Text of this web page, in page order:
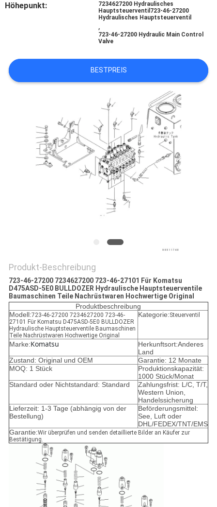
REFERENZEN
DATENSCHUTZ-
Höhepunkt:
7234627200 Hydraulisches
Hauptsteuerventil723-46-27200
Hydraulisches Hauptsteuerventil
,
723-46-27200 Hydraulic Main Control
Valve
BESTPREIS
Produkt-Beschreibung
723-46-27200 7234627200 723-46-27101 Für Komatsu
D475ASD-5E0 BULLDOZER Hydraulische Hauptsteuerventile
Baumaschinen Teile Nachrüstwaren Hochwertige Original
Produktbeschreibung
Modell:723-46-27200 7234627200 723-46-
27101 Für Komatsu D475ASD-5E0 BULLDOZER
Hydraulische Hauptsteuerventile Baumaschinen
Teile Nachrüstwaren Hochwertige Original
Kategorie:Steuerventil
Marke:Komatsu
Herkunftsort:Anderes
Land
Zustand: Original und OEM
Garantie: 12 Monate
MOQ: 1 Stück
Produktionskapazität:
1000 Stück/Monat
Standard oder Nichtstandard: Standard
Zahlungsfrist: L/C, T/T,
Western Union,
Handelssicherung
Lieferzeit: 1-3 Tage (abhängig von der
Bestellung)
Beförderungsmittel:
See, Luft oder
DHL/FEDEX/TNT/EMS
Garantie:Wir überprüfen und senden detaillierte Bilder an Käufer zur
Bestätigung.